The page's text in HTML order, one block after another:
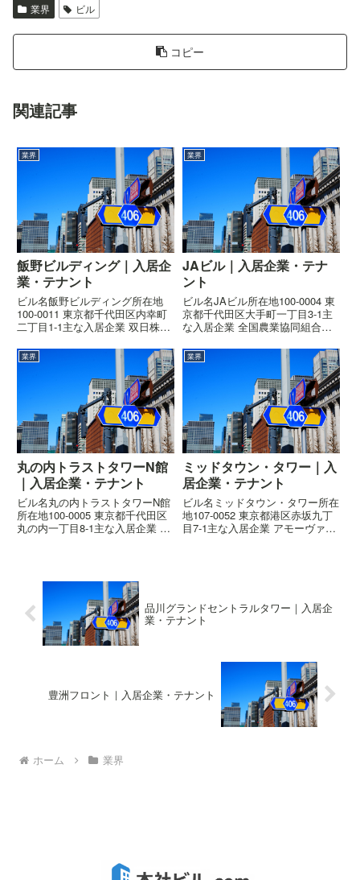
業界 ビル
コピー
関連記事
業界
飯野ビルディング｜入居企
業・テナント
ビル名飯野ビルディング所在地
100-0011 東京都千代田区内幸町
二丁目1-1主な入居企業 双日株式
の概要はこちら高さ147m階数地
上27階、地下5階、塔屋2階着工
2009年3月竣工2011年10月設計竹
業界
JAビル｜入居企業・テナ
ント
ビル名JAビル所在地100-0004 東
京都千代田区大手町一丁目3-1主
な入居企業 全国農業協同組合連
180m階数地上37階、地下3階、
塔屋2階着工2007年4月竣工2009
年4月設計三菱地所設計、全国農
業界
丸の内トラストタワーN館
｜入居企業・テナント
ビル名丸の内トラストタワーN館
所在地100-0005 東京都千代田区
丸の内一丁目8-1主な入居企業 山
塔屋2階着工2001年10月竣工2003
業界
ミッドタウン・タワー｜入
居企業・テナント
ビル名ミッドタウン・タワー所在
地107-0052 東京都港区赤坂九丁
目7-1主な入居企業 アモーヴァ・
品川グランドセントラルタワー｜入居企
業・テナント
豊洲フロント｜入居企業・テナント
ホーム 業界